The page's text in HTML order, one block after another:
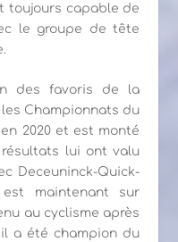
toujours capable de
le groupe de tête
des favoris de la
Championnats du
2020 et est monté
résultats lui ont valu
Deceuninck-Quick-
est maintenant sur
au cyclisme après
il a été champion du